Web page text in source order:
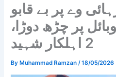
وے پر بے قابو
پر چڑھ دوڑا،
2 اہلکار شہید
By Muhammad Ramzan/18/05/2026